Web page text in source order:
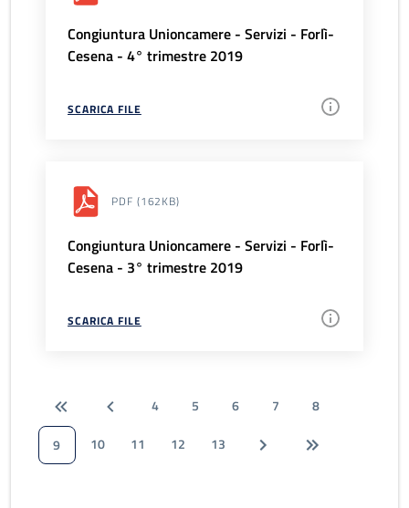
Congiuntura Unioncamere - Servizi - Forlì-
Cesena - 4° trimestre 2019
SCARICA FILE
PDF (162KB)
Congiuntura Unioncamere - Servizi - Forlì-
Cesena - 3° trimestre 2019
SCARICA FILE
4 5 6 7
8
9
10 11 12 13